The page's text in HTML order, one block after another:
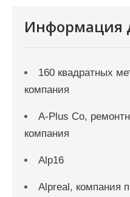
Информация
160 квадратных
компания
A-Plus Co,
компания
Alp16
Alpreal, компания